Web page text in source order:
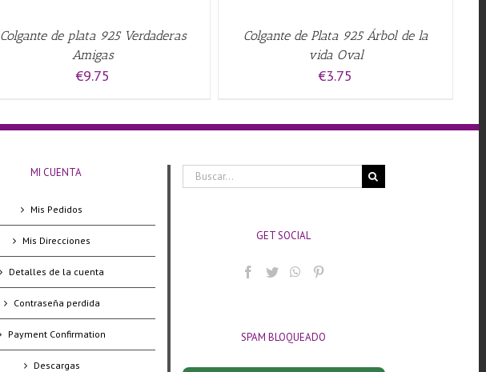
Colgante de plata 925 Verdaderas
Amigas
€9.75
Colgante de Plata 925 Árbol de la
vida Oval
€3.75
MI CUENTA
Mis Pedidos
Mis Direcciones
Detalles de la cuenta
Contraseña perdida
Payment Confirmation
Descargas
Buscar:
GET SOCIAL
SPAM BLOQUEADO